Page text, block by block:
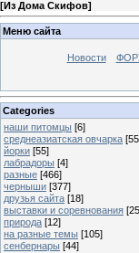
[Из Дома Скифов]
Меню сайта
Новости
Categories
наши питомцы [6]
среднеазиатская овчарка
йорки [55]
лабрадоры [4]
разные [466]
черныши [377]
друзья сайта [18]
выставки и соревнования
природа [12]
на разные темы [105]
сенбернары [44]